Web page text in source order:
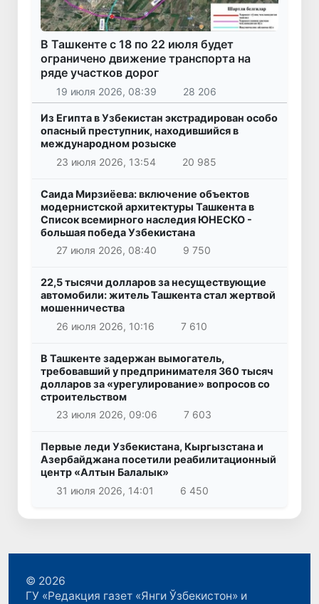
В Ташкенте с 18 по 22 июля будет
ограничено движение транспорта на
ряде участков дорог
19 июля 2026, 08:39 28 206
Из Египта в Узбекистан экстрадирован особо
опасный преступник, находившийся в
международном розыске
23 июля 2026, 13:54
20 985
Саида Мирзиёева: включение объектов
модернистской архитектуры Ташкента в
Список всемирного наследия ЮНЕСКО -
большая победа Узбекистана
27 июля 2026, 08:40
9 750
22,5 тысячи долларов за несуществующие
автомобили: житель Ташкента стал жертвой
мошенничества
26 июля 2026, 10:16
7 610
В Ташкенте задержан вымогатель,
требовавший у предпринимателя 360 тысяч
долларов за «урегулирование» вопросов со
строительством
23 июля 2026, 09:06
7 603
Первые леди Узбекистана, Кыргызстана и
Азербайджана посетили реабилитационный
центр «Алтын Балалык»
31 июля 2026, 14:01
6 450
© 2026
ГУ «Редакция газет «Янги Ўзбекистон» и